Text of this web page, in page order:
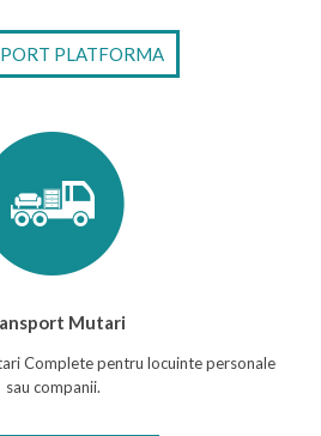
PLATFORMA
Mutari
Complete pentru locuinte personale
sau companii.